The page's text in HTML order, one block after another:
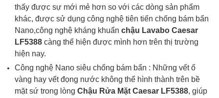
thấy được sự mới mẻ hơn so với các dòng sản phẩm
khác, được sử dụng công nghệ tiên tiến chống bám bẩn
Nano,công nghệ kháng khuẩn chậu Lavabo Caesar
LF5388 càng thể hiện được mình hơn trên thị trường
hiện nay.
Công nghệ Nano siêu chống bám bẩn : Những vết ố
vàng hay vết đọng nước không thể hình thành trên bề
mặt sứ trong lòng Chậu Rửa Mặt Caesar LF5388, giúp